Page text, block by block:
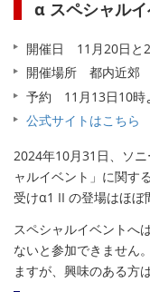
α スペシャルイ
開催日 11月20日と
開催場所 都内近郊
予約 11月13日10時
公式サイトはこちら
2024年10月31日、ソ
ャルイベント」に関す
受けα1 II の登場はほぼ
スペシャルイベントへ
ないと参加できません
ますが、興味のある方